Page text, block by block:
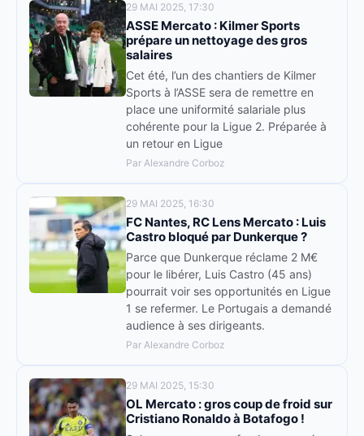
29 MAI 2025, 17:30
ASSE Mercato : Kilmer Sports
prépare un nettoyage des gros
salaires
Cet été, l’un des chantiers de Kilmer
Sports à l’ASSE sera de remettre en
place une uniformité salariale plus
cohérente pour la Ligue 2. Préparée à
un retour en Ligue
Par Alexandre Corboz
29 MAI 2025, 16:30
FC Nantes, RC Lens Mercato : Luis
Castro bloqué par Dunkerque ?
Parce que Dunkerque réclame 2 M€
pour le libérer, Luis Castro (45 ans)
pourrait voir ses opportunités en Ligue
1 se refermer. Le Portugais a demandé
audience à ses dirigeants.
Par Alexandre Corboz
29 MAI 2025, 15:30
OL Mercato : gros coup de froid sur
Cristiano Ronaldo à Botafogo !